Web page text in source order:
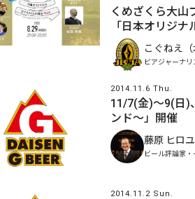
くめざくら大山
「日本オリジ
こぐねえ（
ビアジャーナリ
2014.11.6 Thu.
11/7(金)～9(日)
ンド～」開催
藤原 ヒロ
ビール評論家
2014.11.2 Sun.